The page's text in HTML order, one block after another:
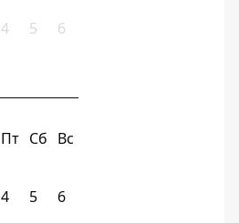
4 5 6
Пт Сб Вс
4 5 6